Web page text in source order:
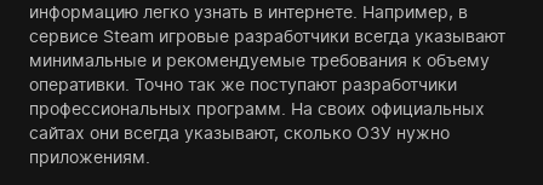
информацию легко узнать в интернете. Например, в
сервисе Steam игровые разработчики всегда указывают
минимальные и рекомендуемые требования к объему
оперативки. Точно так же поступают разработчики
профессиональных программ. На своих официальных
сайтах они всегда указывают, сколько ОЗУ нужно
приложениям.